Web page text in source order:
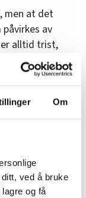
Om
ved å bruke
og få
men at det
av
alltid trist,
bare de
og 100